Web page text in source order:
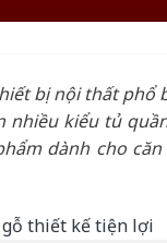
bị nội thất phổ
kiểu tủ
dành cho